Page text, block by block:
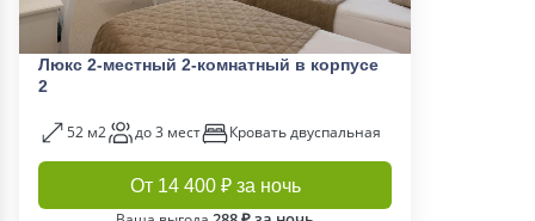
Люкс 2-местный 2-комнатный в корпусе
2
52 м2 до 3 мест Кровать двуспальная
От 14 400 ₽ за ночь